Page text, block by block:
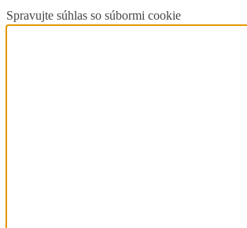
Spravujte súhlas so súbormi cookie